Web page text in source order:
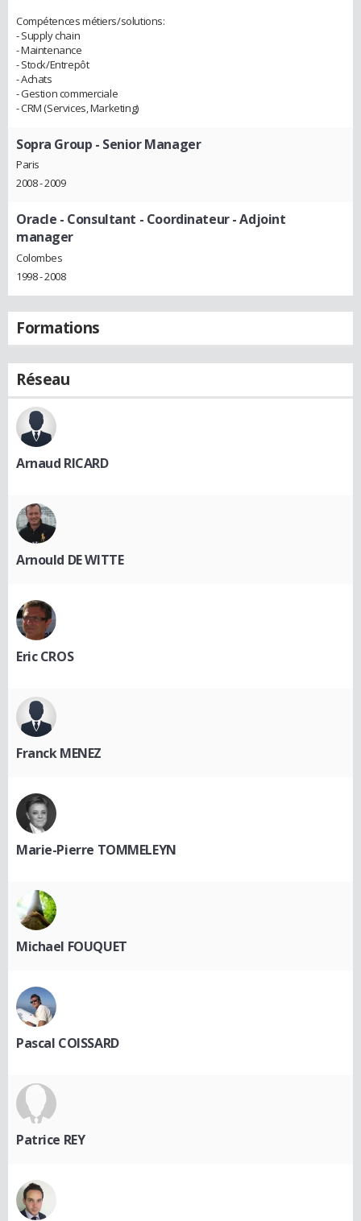
Compétences métiers/solutions:
- Supply chain
- Maintenance
- Stock/Entrepôt
- Achats
- Gestion commerciale
- CRM (Services, Marketing)
Sopra Group - Senior Manager
Paris
2008 - 2009
Oracle - Consultant - Coordinateur - Adjoint
manager
Colombes
1998 - 2008
Formations
Réseau
Arnaud RICARD
Arnould DE WITTE
Eric CROS
Franck MENEZ
Marie-Pierre TOMMELEYN
Michael FOUQUET
Pascal COISSARD
Patrice REY